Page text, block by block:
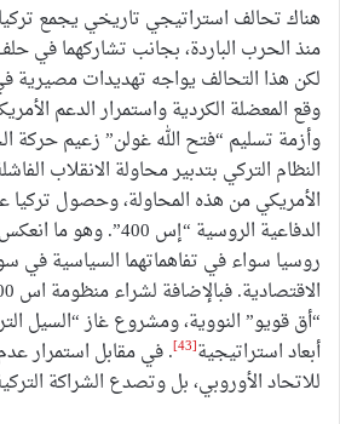
هناك تحالف استراتيجي تاريخي يجمع
منذ الحرب الباردة، بجانب تشاركهما في
لكن هذا التحالف يواجه تهديدات مصيرية
وقع المعضلة الكردية واستمرار الدعم
وأزمة تسليم “فتح الله غولن” زعيم حركة
الأمريكي من هذه المحاولة، وحصول
الدفاعية الروسية “إس
روسيا سواء في تفاهماتهما السياسية في
“أق قويو” النووية، ومشروع غاز “السيل
أبعاد استراتيجية[43]
. في مقابل استمرار
للاتحاد الأوروبي، بل وتصدع الشراكة